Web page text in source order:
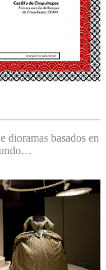
dioramas basados en